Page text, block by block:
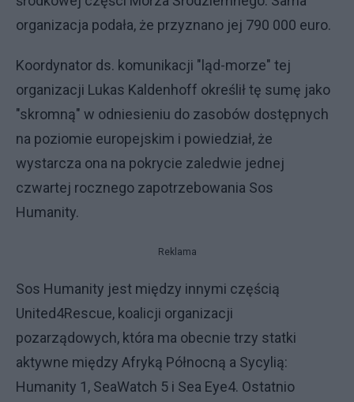
organizacja podała, że przyznano jej 790 000 euro.
Koordynator ds. komunikacji "ląd-morze" tej
organizacji Lukas Kaldenhoff określił tę sumę jako
"skromną" w odniesieniu do zasobów dostępnych
na poziomie europejskim i powiedział, że
wystarcza ona na pokrycie zaledwie jednej
czwartej rocznego zapotrzebowania Sos
Humanity.
Reklama
Sos Humanity jest między innymi częścią
United4Rescue, koalicji organizacji
pozarządowych, która ma obecnie trzy statki
aktywne między Afryką Północną a Sycylią:
Humanity 1, SeaWatch 5 i Sea Eye4. Ostatnio